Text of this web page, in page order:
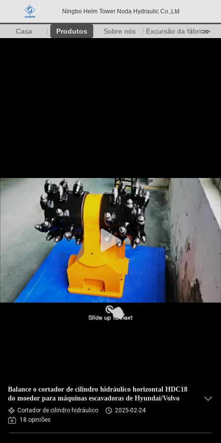
Ningbo Helm Tower Noda Hydraulic Co.,Ltd
Casa Produtos Sobre nós Excursão da fábrica
>>
Balance o cortador de cilindro hidráulico horizontal HDC18
do moedor para máquinas escavadoras de Hyundai/Volvo
Cortador de cilindro hidráulico
2025-02-24
18 opiniões